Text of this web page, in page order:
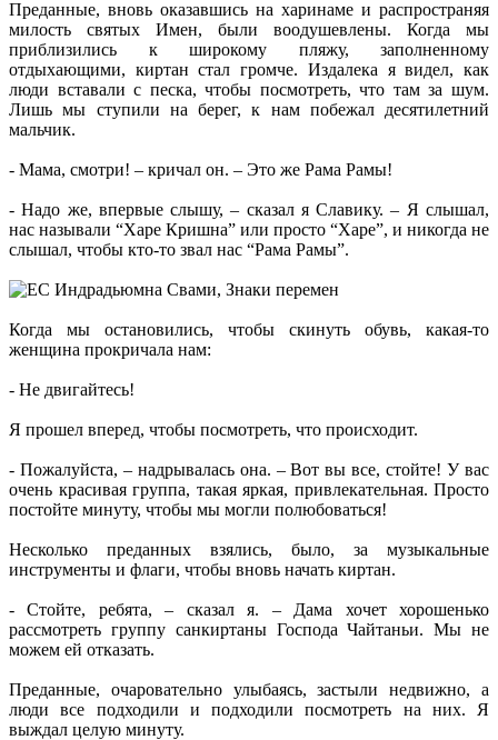
Преданные, вновь оказавшись на харинаме и распространяя
милость святых Имен, были воодушевлены. Когда мы
приблизились к широкому пляжу, заполненному
отдыхающими, киртан стал громче. Издалека я видел, как
люди вставали с песка, чтобы посмотреть, что там за шум.
Лишь мы ступили на берег, к нам побежал десятилетний
мальчик.
- Мама, смотри! – кричал он. – Это же Рама Рамы!
- Надо же, впервые слышу, – сказал я Славику. – Я слышал,
нас называли “Харе Кришна” или просто “Харе”, и никогда не
слышал, чтобы кто-то звал нас “Рама Рамы”.
Когда мы остановились, чтобы скинуть обувь, какая-то
женщина прокричала нам:
- Не двигайтесь!
Я прошел вперед, чтобы посмотреть, что происходит.
- Пожалуйста, – надрывалась она. – Вот вы все, стойте! У вас
очень красивая группа, такая яркая, привлекательная. Просто
постойте минуту, чтобы мы могли полюбоваться!
Несколько преданных взялись, было, за музыкальные
инструменты и флаги, чтобы вновь начать киртан.
- Стойте, ребята, – сказал я. – Дама хочет хорошенько
рассмотреть группу санкиртаны Господа Чайтаньи. Мы не
можем ей отказать.
Преданные, очаровательно улыбаясь, застыли недвижно, а
люди все подходили и подходили посмотреть на них. Я
выждал целую минуту.